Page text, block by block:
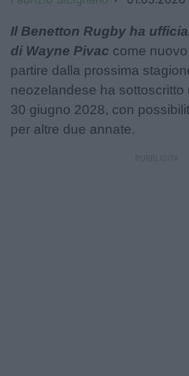
World Rugby
Rugby World Cup
Super Rugby
Rugby in TV
Il Benetton Rugby ha
di Wayne Pivac come
partire dalla prossima
neozelandese ha sottoscritto
30 giugno 2028, con
per altre due annate.